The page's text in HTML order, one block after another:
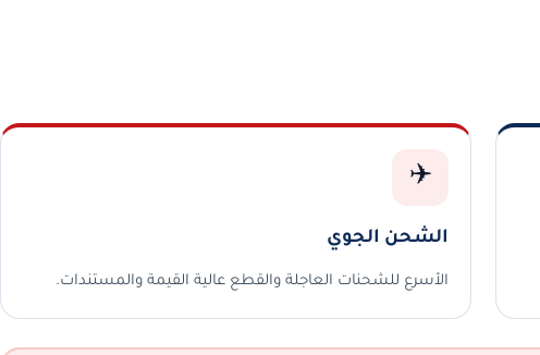
✈️
الشحن الجوي
الأسرع للشحنات العاجلة والقطع عالية القيمة والمستندات.